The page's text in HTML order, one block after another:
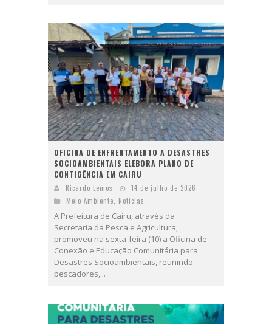
OFICINA DE ENFRENTAMENTO A DESASTRES
SOCIOAMBIENTAIS ELEBORA PLANO DE
CONTIGÊNCIA EM CAIRU
Ricardo Lemos
14 de julho de 2026
Meio Ambiente
Notícias
A Prefeitura de Cairu, através da
Secretaria da Pesca e Agricultura,
promoveu na sexta-feira (10) a Oficina de
Conexão e Educação Comunitária para
Desastres Socioambientais, reunindo
pescadores,...